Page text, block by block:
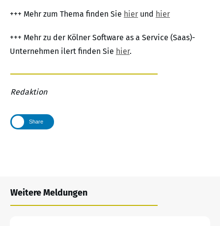
+++ Mehr zum Thema finden Sie hier und hier
+++ Mehr zu der Kölner Software as a Service (Saas)-
Unternehmen ilert finden Sie hier.
Redaktion
Share
Weitere Meldungen